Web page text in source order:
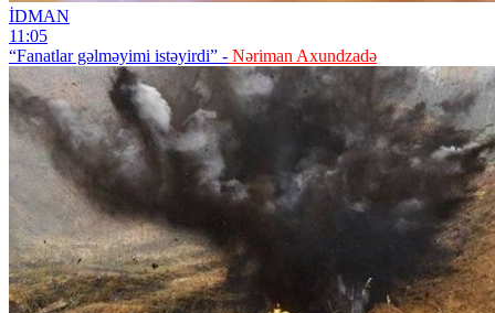
İDMAN
11:05
“Fanatlar gəlməyimi istəyirdi” - Nəriman Axundzadə